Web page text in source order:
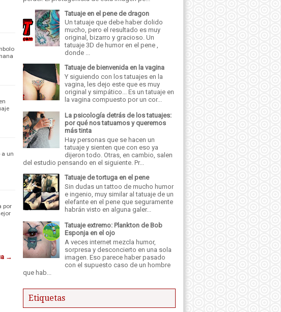
a un
por
→
Tatuaje en el pene de dragon
Un tatuaje que debe haber dolido
mucho, pero el resultado es muy
original, bizarro y gracioso. Un
tatuaje 3D de humor en el pene ,
donde ...
Tatuaje de bienvenida en la vagina
Y siguiendo con los tatuajes en la
vagina, les dejo este que es muy
original y simpático... Es un tatuaje en
la vagina compuesto por un cor...
La psicología detrás de los tatuajes:
por qué nos tatuamos y queremos
más tinta
Hay personas que se hacen un
tatuaje y sienten que con eso ya
dijeron todo. Otras, en cambio, salen
del estudio pensando en el siguiente. Pr...
Tatuaje de tortuga en el pene
Sin dudas un tattoo de mucho humor
e ingenio, muy similar al tatuaje de un
elefante en el pene que seguramente
habrán visto en alguna galer...
Tatuaje extremo: Plankton de Bob
Esponja en el ojo
A veces internet mezcla humor,
sorpresa y desconcierto en una sola
imagen. Eso parece haber pasado
con el supuesto caso de un hombre
que hab...
Etiquetas